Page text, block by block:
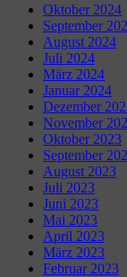
Oktober 2024
September
August 2024
Juli 2024
März 2024
Januar 2024
Dezember
November
Oktober 2023
September
August 2023
Juli 2023
Juni 2023
Mai 2023
April 2023
März 2023
Februar 2023